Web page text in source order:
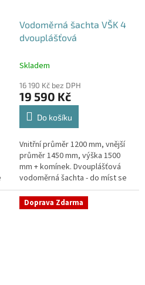
Vodoměrná šachta VŠK 4
dvouplášťová
Skladem
16 190 Kč bez DPH
19 590 Kč
Do košíku
Vnitřní průměr 1200 mm, vnější
průměr 1450 mm, výška 1500
mm + komínek. Dvouplášťová
vodoměrná šachta - do míst se
spodní vodou, pojízdná i pod
parkovací stáníStandardní...
Doprava Zdarma